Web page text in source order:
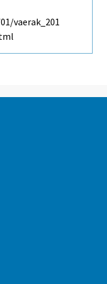
vaerak_201